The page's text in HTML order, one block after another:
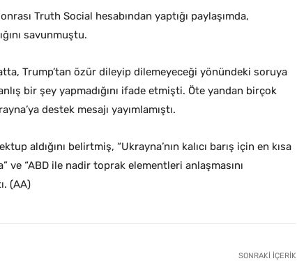
Truth Social hesabından yaptığı paylaşımda,
savunmuştu.
Trump’tan özür dileyip dilemeyeceği yönündeki soruya
bir şey yapmadığını ifade etmişti. Öte yandan birçok
destek mesajı yayımlamıştı.
aldığını belirtmiş, “Ukrayna’nın kalıcı barış için en kısa
ve “ABD ile nadir toprak elementleri anlaşmasını
(AA)
SONRAKI İÇERIK